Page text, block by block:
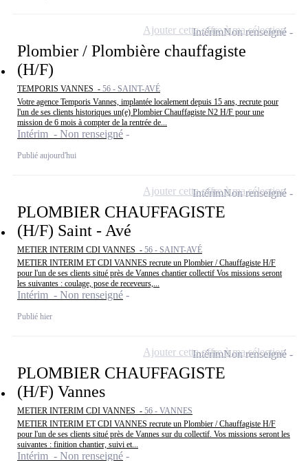
Plombier / Plombière chauffagiste
(H/F)
TEMPORIS VANNES - 56 - SAINT-AVÉ
Votre agence Temporis Vannes, implantée localement depuis 15 ans, recrute pour
l'un de ses clients historiques un(e) Plombier Chauffagiste N2 H/F pour une
mission de 6 mois à compter de la rentrée de...
Intérim - Non renseigné
Publié aujourd'hui
IntérimNon renseigné
Ajouter cette offre à ma sélection
PLOMBIER CHAUFFAGISTE
(H/F) Saint - Avé
METIER INTERIM CDI VANNES - 56 - SAINT-AVÉ
METIER INTERIM ET CDI VANNES recrute un Plombier / Chauffagiste H/F
pour l'un de ses clients situé près de Vannes chantier collectif Vos missions seront
les suivantes : coulage, pose de receveurs,...
Intérim - Non renseigné
Publié hier
IntérimNon renseigné
Ajouter cette offre à ma sélection
PLOMBIER CHAUFFAGISTE
(H/F) Vannes
METIER INTERIM CDI VANNES - 56 - VANNES
METIER INTERIM ET CDI VANNES recrute un Plombier / Chauffagiste H/F
pour l'un de ses clients situé près de Vannes sur du collectif. Vos missions seront les
suivantes : finition chantier, suivi et...
Intérim - Non renseigné
IntérimNon renseigné
Ajouter cette offre à ma sélection